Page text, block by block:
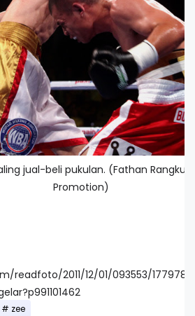
jual-beli pukulan. (Fathan
Promotion)
readfoto/2011/12/01/093553/
zee